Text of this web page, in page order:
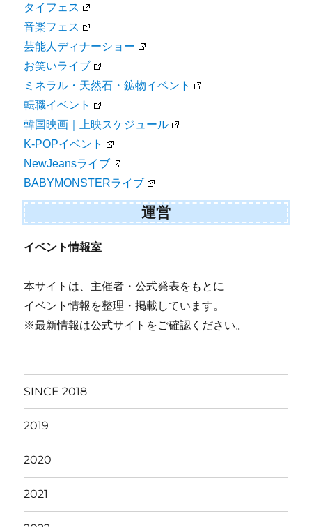
タイフェス
音楽フェス
芸能人ディナーショー
お笑いライブ
ミネラル・天然石・鉱物イベント
転職イベント
韓国映画｜上映スケジュール
K-POPイベント
NewJeansライブ
BABYMONSTERライブ
運営
イベント情報室
本サイトは、主催者・公式発表をもとに
イベント情報を整理・掲載しています。
※最新情報は公式サイトをご確認ください。
SINCE 2018
2019
2020
2021